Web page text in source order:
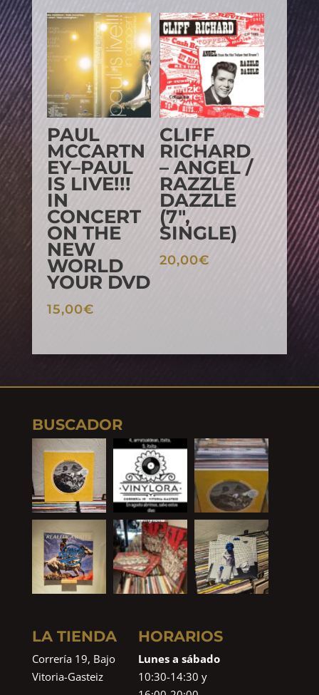
PAUL
MCCARTN
EY–PAUL
IS LIVE!!!
IN
CONCERT
ON THE
NEW
WORLD
YOUR DVD
15,00€
CLIFF
RICHARD
– ANGEL /
RAZZLE
DAZZLE
(7″,
SINGLE)
20,00€
BUSCADOR
LA TIENDA
Correría 19, Bajo
Vitoria-Gasteiz
HORARIOS
Lunes a sábado
10:30-14:30 y